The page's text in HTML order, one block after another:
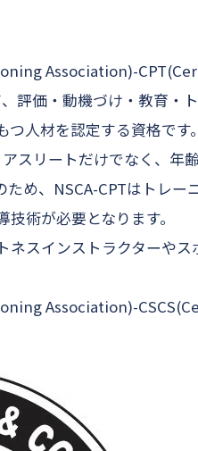
Association)-
評価・動機づけ・教育・
人材を認定する資格です。
スリートだけでなく、年
め、NSCA-CPTはトレ
術が必要となります。
ネスインストラクターや
Association)-